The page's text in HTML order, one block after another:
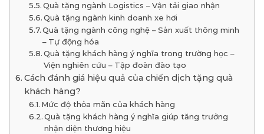
Quà tặng ngành Logistics – Vận tải giao nhận
Quà tặng ngành kinh doanh xe hơi
Quà tặng ngành công nghệ – Sản xuất thông minh
– Tự động hóa
Quà tặng khách hàng ý nghĩa trong trường học –
Viện nghiên cứu – Tập đoàn đào tạo
Cách đánh giá hiệu quả của chiến dịch tặng quà
khách hàng?
Mức độ thỏa mãn của khách hàng
Quà tặng khách hàng ý nghĩa giúp tăng trưởng
nhận diện thương hiệu